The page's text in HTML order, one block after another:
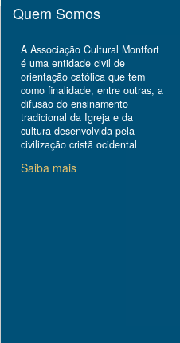
Quem Somos
A Associação Cultural Montfort
é uma entidade civil de
orientação católica que tem
como finalidade, entre outras, a
difusão do ensinamento
tradicional da Igreja e da
cultura desenvolvida pela
civilização cristã ocidental
Saiba mais